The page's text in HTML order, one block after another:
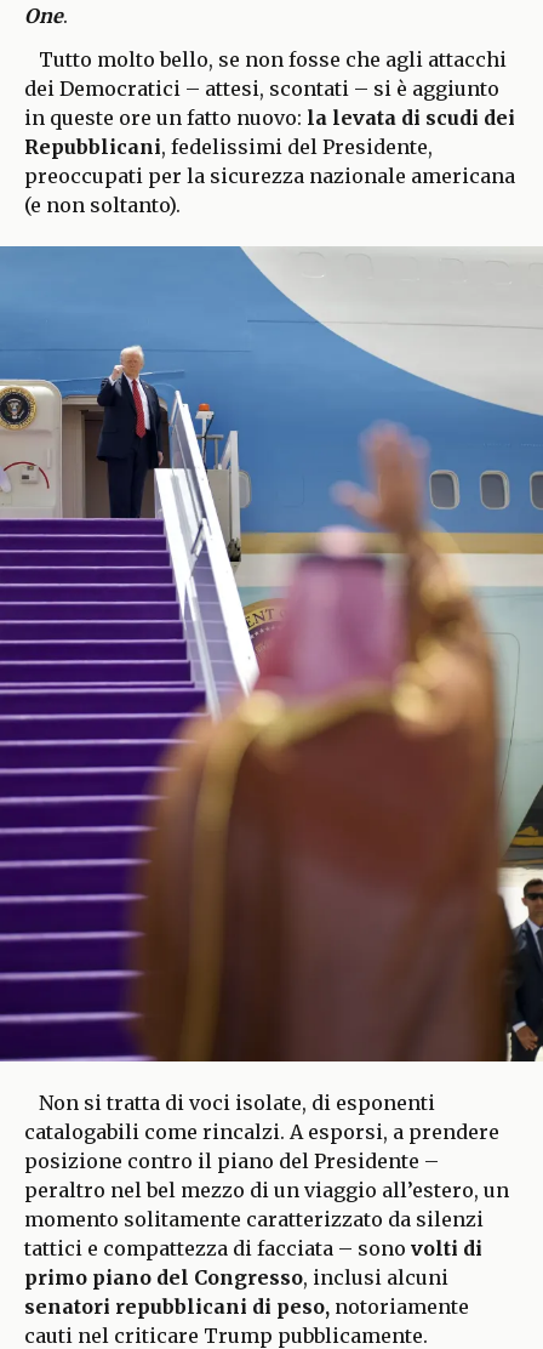
One.
Tutto molto bello, se non fosse che agli attacchi
dei Democratici – attesi, scontati – si è aggiunto
in queste ore un fatto nuovo: la levata di scudi dei
Repubblicani, fedelissimi del Presidente,
preoccupati per la sicurezza nazionale americana
(e non soltanto).
Non si tratta di voci isolate, di esponenti
catalogabili come rincalzi. A esporsi, a prendere
posizione contro il piano del Presidente –
peraltro nel bel mezzo di un viaggio all’estero, un
momento solitamente caratterizzato da silenzi
tattici e compattezza di facciata – sono volti di
primo piano del Congresso, inclusi alcuni
senatori repubblicani di peso, notoriamente
cauti nel criticare Trump pubblicamente.